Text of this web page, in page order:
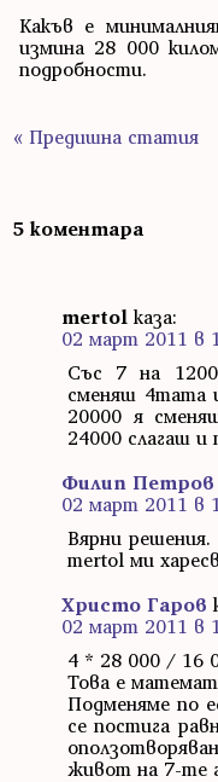
Какъв е
измина 28 000
подробности.
« Предишна статия
5 коментара
mertol каза:
02 март 2011 в
Със 7 на
сменяш 4тата
20000 я
24000 слагаш
Филип Петров
02 март 2011 в
Вярни
mertol ми
Христо Гаров
02 март 2011 в
4 * 28 000 / 16
Това е
Подменяме по
се постига
живот на 7-те